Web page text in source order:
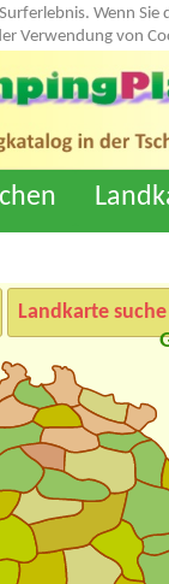
Wenn
Verwendung von
Landkarte suche